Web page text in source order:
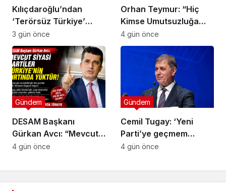
Kılıçdaroğlu’ndan
‘Terörsüz Türkiye’
mesajı: ‘Terörün
bitmesi ve üniter yapı
kırmızı çizgimizdir’
3 gün önce
Orhan Teymur: “Hiç
Kimse Umutsuzluğa
Kapılmasın”
4 gün önce
DESAM Başkanı
Gürkan Avcı: “Mevcut
Siyasi Partiler
Gündem
4 gün önce
Cemil Tugay: ‘Yeni
Parti’ye geçmem
mümkün değil, sıkıntılı
Gündem
4 gün önce